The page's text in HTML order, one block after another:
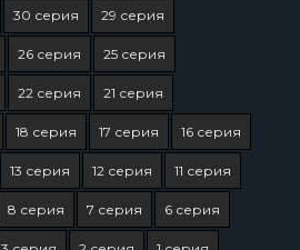
30 серия 29 серия
26 серия 25 серия
22 серия 21 серия
18 серия 17 серия 16 серия
13 серия 12 серия 11 серия
8 серия 7 серия 6 серия